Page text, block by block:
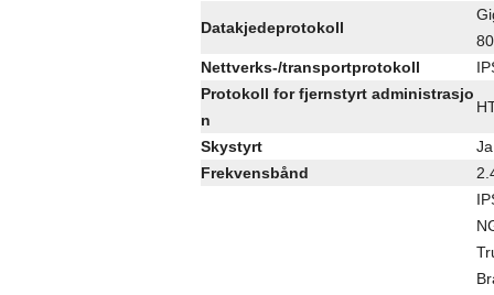
Datakjedeprotokoll
Nettverks-/transportprotokoll
Protokoll for fjernstyrt administrasjo
n
Skystyrt
Ja
Frekvensbånd